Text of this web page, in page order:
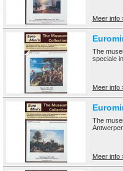
Meer info
The
speciale
Meer info
The
Meer info